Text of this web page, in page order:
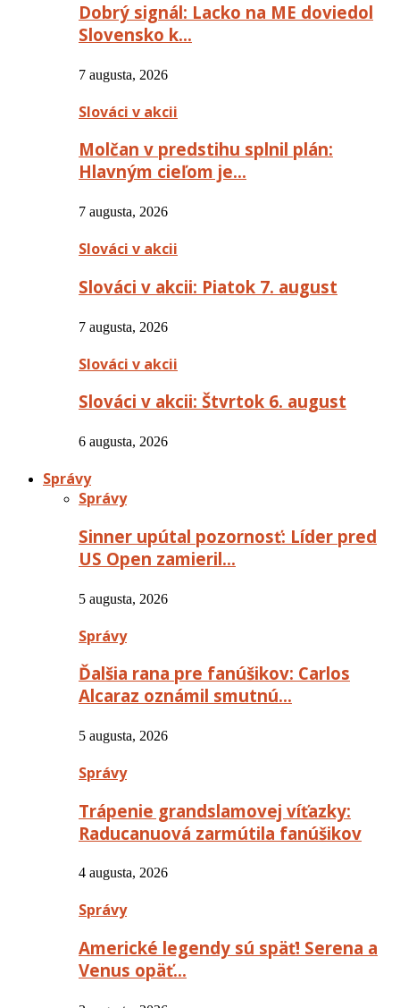
Dobrý signál: Lacko na ME doviedol
Slovensko k…
7 augusta, 2026
Slováci v akcii
Molčan v predstihu splnil plán:
Hlavným cieľom je…
7 augusta, 2026
Slováci v akcii
Slováci v akcii: Piatok 7. august
7 augusta, 2026
Slováci v akcii
Slováci v akcii: Štvrtok 6. august
6 augusta, 2026
Správy
Správy
Sinner upútal pozornosť: Líder pred
US Open zamieril…
5 augusta, 2026
Správy
Ďalšia rana pre fanúšikov: Carlos
Alcaraz oznámil smutnú…
5 augusta, 2026
Správy
Trápenie grandslamovej víťazky:
Raducanuová zarmútila fanúšikov
4 augusta, 2026
Správy
Americké legendy sú späť! Serena a
Venus opäť…